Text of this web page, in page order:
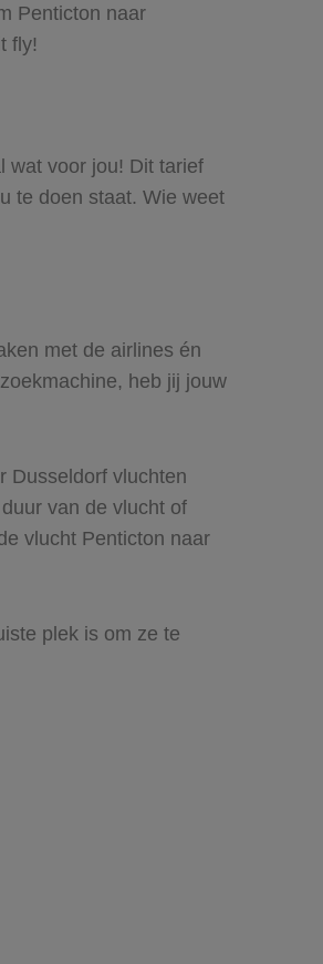
Penticton naar
fly!
wat voor jou! Dit tarief
te doen staat. Wie weet
met de airlines én
heb jij jouw
Dusseldorf vluchten
van de vlucht of
vlucht Penticton naar
plek is om ze te